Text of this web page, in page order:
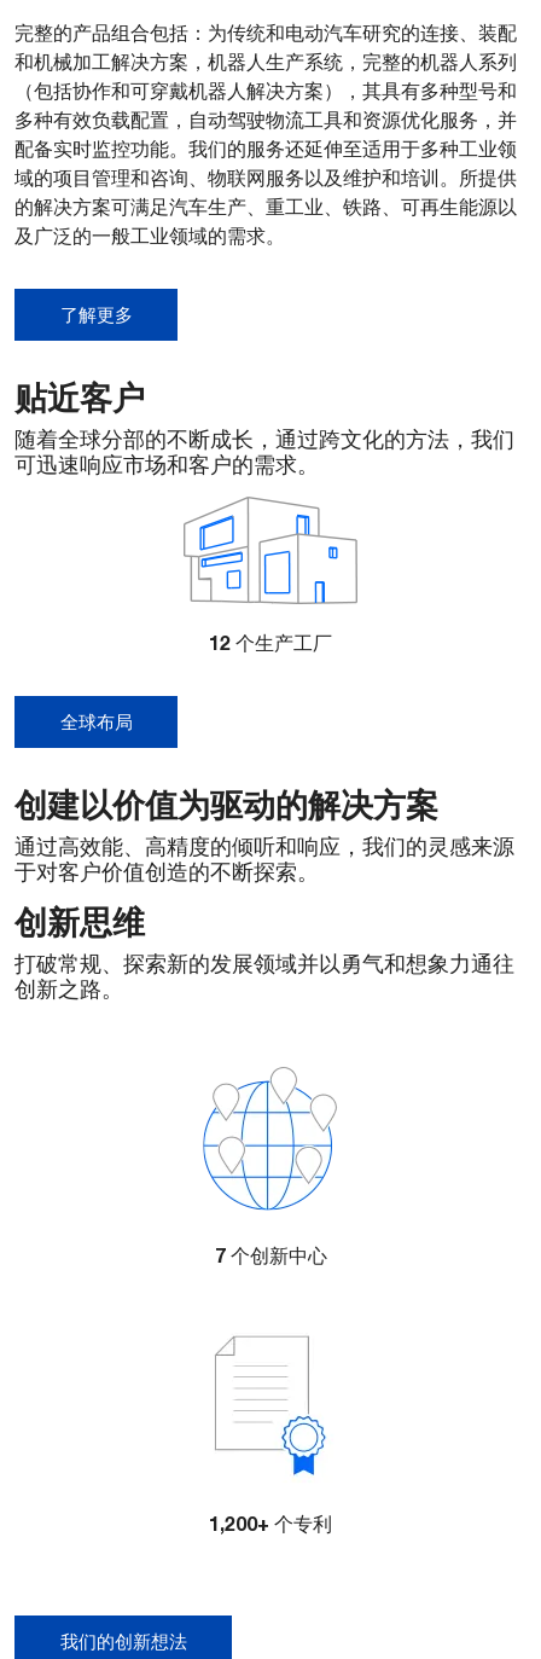
完整的产品组合包括：为传统和电动汽车研究的连接、装配
和机械加工解决方案，机器人生产系统，完整的机器人系列
（包括协作和可穿戴机器人解决方案），其具有多种型号和
多种有效负载配置，自动驾驶物流工具和资源优化服务，并
配备实时监控功能。我们的服务还延伸至适用于多种工业领
域的项目管理和咨询、物联网服务以及维护和培训。所提供
的解决方案可满足汽车生产、重工业、铁路、可再生能源以
及广泛的一般工业领域的需求。
了解更多
贴近客户
随着全球分部的不断成长，通过跨文化的方法，我们
可迅速响应市场和客户的需求。
12 个生产工厂
全球布局
创建以价值为驱动的解决方案
通过高效能、高精度的倾听和响应，我们的灵感来源
于对客户价值创造的不断探索。
创新思维
打破常规、探索新的发展领域并以勇气和想象力通往
创新之路。
7个创新中心
1,200+ 个专利
我们的创新想法